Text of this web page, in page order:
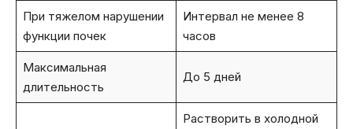
При тяжелом нарушении
функции почек
Интервал не менее 8
часов
Максимальная
длительность
До 5 дней
Растворить в холодной